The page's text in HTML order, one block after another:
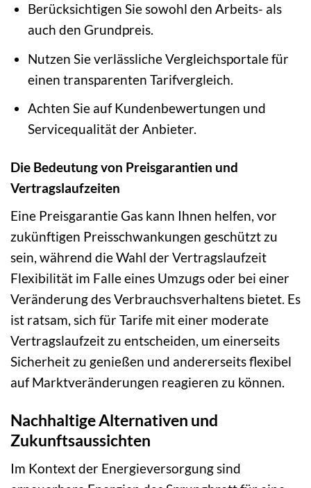
Berücksichtigen Sie sowohl den Arbeits- als
auch den Grundpreis.
Nutzen Sie verlässliche Vergleichsportale für
einen transparenten Tarifvergleich.
Achten Sie auf Kundenbewertungen und
Servicequalität der Anbieter.
Die Bedeutung von Preisgarantien und
Vertragslaufzeiten
Eine Preisgarantie Gas kann Ihnen helfen, vor
zukünftigen Preisschwankungen geschützt zu
sein, während die Wahl der Vertragslaufzeit
Flexibilität im Falle eines Umzugs oder bei einer
Veränderung des Verbrauchsverhaltens bietet. Es
ist ratsam, sich für Tarife mit einer moderate
Vertragslaufzeit zu entscheiden, um einerseits
Sicherheit zu genießen und andererseits flexibel
auf Marktveränderungen reagieren zu können.
Nachhaltige Alternativen und
Zukunftsaussichten
Im Kontext der Energieversorgung sind